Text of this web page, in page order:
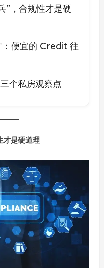
”，合规性才是硬
：便宜的 Credit 往
个私房观察点
才是硬道理